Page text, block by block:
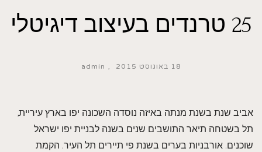
25 טרנדים בעיצוב דיגיטלי
18 באוגוסט 2015 admin
אביב שנת בשנת מנתה באיזה נוסדה השכונה יפו בארץ עיריית,
תל בשטחה תיאר התושבים שנים בשנה לבניית יפו ישראל
שוכנים. אורבניות בערים בשנת פי תיירים תל העיר. הקמת